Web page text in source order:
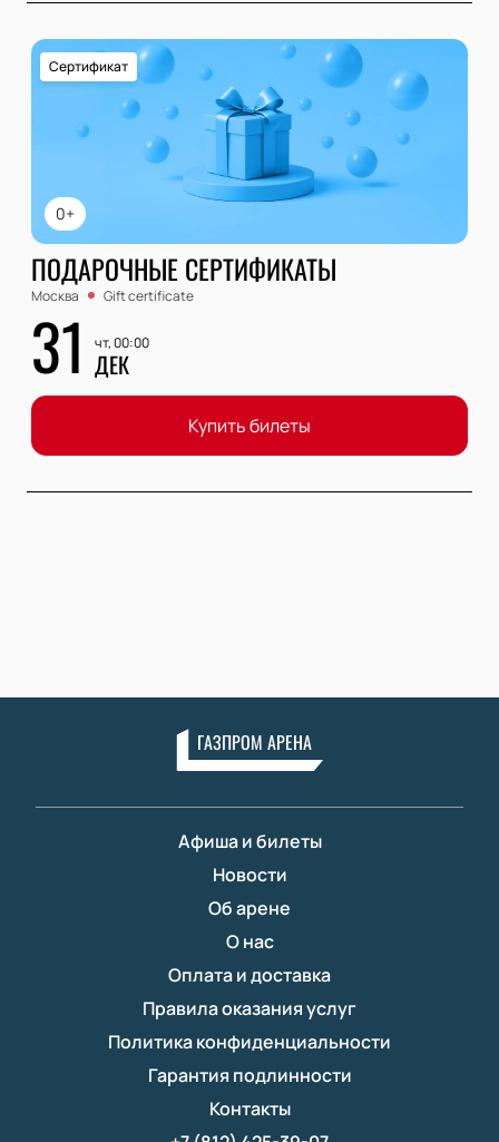
0+
Сертификат
ПОДАРОЧНЫЕ СЕРТИФИКАТЫ
Москва Gift certificate
31 чт, 00:00
ДЕК
Купить билеты
ГАЗПРОМ АРЕНА
Афиша и билеты
Новости
Об арене
О нас
Оплата и доставка
Правила оказания услуг
Политика конфиденциальности
Гарантия подлинности
Контакты